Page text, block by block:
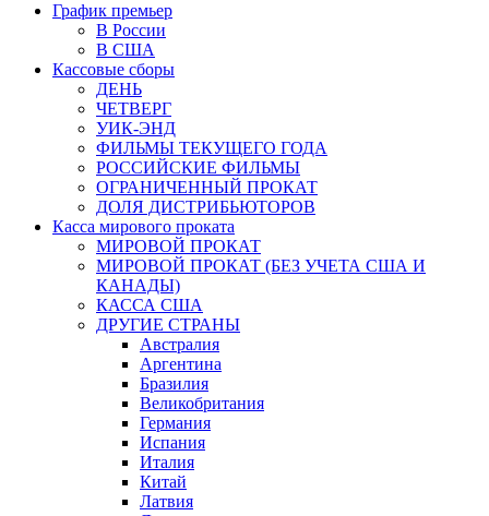
График премьер
В России
В США
Кассовые сборы
ДЕНЬ
ЧЕТВЕРГ
УИК-ЭНД
ФИЛЬМЫ ТЕКУЩЕГО ГОДА
РОССИЙСКИЕ ФИЛЬМЫ
ОГРАНИЧЕННЫЙ ПРОКАТ
ДОЛЯ ДИСТРИБЬЮТОРОВ
Касса мирового проката
МИРОВОЙ ПРОКАТ
МИРОВОЙ ПРОКАТ (БЕЗ УЧЕТА США И
КАНАДЫ)
КАССА США
ДРУГИЕ СТРАНЫ
Австралия
Аргентина
Бразилия
Великобритания
Германия
Испания
Италия
Китай
Латвия